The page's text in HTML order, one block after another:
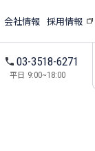
03-3518-6271
平日 9:00~18:00
会社情報 採用情報